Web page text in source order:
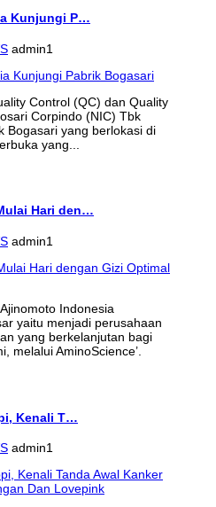
Kunjungi P…
admin1
Control (QC) dan Quality
Corpindo (NIC) Tbk
Bogasari yang berlokasi di
yang...
Hari den…
admin1
Indonesia
yaitu menjadi perusahaan
yang berkelanjutan bagi
melalui AminoScience’.
Kenali T…
admin1